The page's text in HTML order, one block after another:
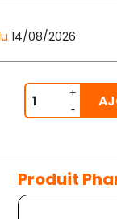
14/08/2026
Produit